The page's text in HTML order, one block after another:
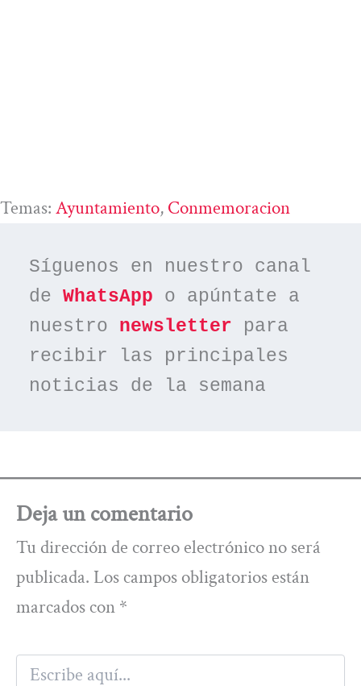
Temas: Ayuntamiento, Conmemoracion
Síguenos en nuestro canal
de WhatsApp o apúntate a
nuestro newsletter para
recibir las principales
noticias de la semana
Deja un comentario
Tu dirección de correo electrónico no será
publicada. Los campos obligatorios están
marcados con *
Escribe
aquí...